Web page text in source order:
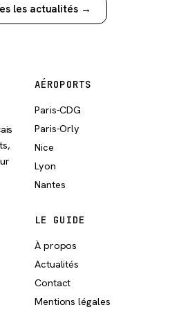
les actualités →
AÉROPORTS
Paris-CDG
Paris-Orly
Nice
Lyon
Nantes
LE GUIDE
À propos
Actualités
Contact
Mentions légales